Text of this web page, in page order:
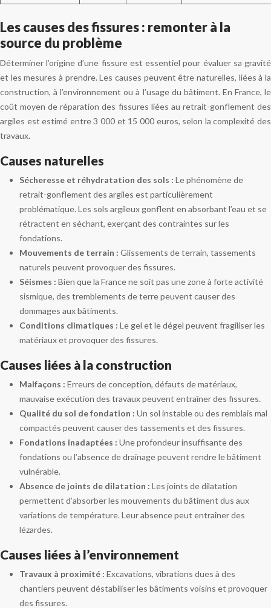
Les causes des fissures : remonter à la
source du problème
Déterminer l’origine d’une fissure est essentiel pour évaluer sa gravité
et les mesures à prendre. Les causes peuvent être naturelles, liées à la
construction, à l’environnement ou à l’usage du bâtiment. En France, le
coût moyen de réparation des fissures liées au retrait-gonflement des
argiles est estimé entre 3 000 et 15 000 euros, selon la complexité des
travaux.
Causes naturelles
Sécheresse et réhydratation des sols : Le phénomène de
retrait-gonflement des argiles est particulièrement
problématique. Les sols argileux gonflent en absorbant l’eau et se
rétractent en séchant, exerçant des contraintes sur les
fondations.
Mouvements de terrain : Glissements de terrain, tassements
naturels peuvent provoquer des fissures.
Séismes : Bien que la France ne soit pas une zone à forte activité
sismique, des tremblements de terre peuvent causer des
dommages aux bâtiments.
Conditions climatiques : Le gel et le dégel peuvent fragiliser les
matériaux et provoquer des fissures.
Causes liées à la construction
Malfaçons : Erreurs de conception, défauts de matériaux,
mauvaise exécution des travaux peuvent entraîner des fissures.
Qualité du sol de fondation : Un sol instable ou des remblais mal
compactés peuvent causer des tassements et des fissures.
Fondations inadaptées : Une profondeur insuffisante des
fondations ou l’absence de drainage peuvent rendre le bâtiment
vulnérable.
Absence de joints de dilatation : Les joints de dilatation
permettent d’absorber les mouvements du bâtiment dus aux
variations de température. Leur absence peut entraîner des
lézardes.
Causes liées à l’environnement
Travaux à proximité : Excavations, vibrations dues à des
chantiers peuvent déstabiliser les bâtiments voisins et provoquer
des fissures.